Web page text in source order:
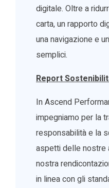
digitale. Oltre a
carta, un rapporto
una navigazione e
semplici.
Report
In Ascend
impegniamo per la
responsabilità e la
aspetti delle nostre
nostra
in linea con gli